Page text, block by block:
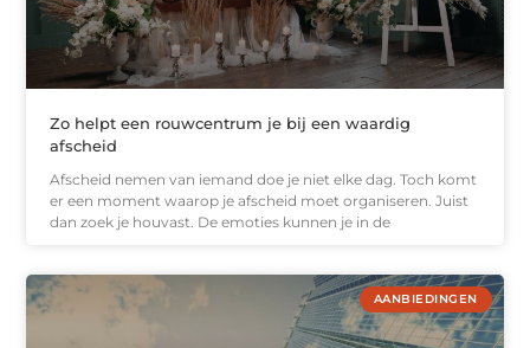
Zo helpt een rouwcentrum je bij een waardig
afscheid
Afscheid nemen van iemand doe je niet elke dag. Toch komt
er een moment waarop je afscheid moet organiseren. Juist
dan zoek je houvast. De emoties kunnen je in de
AANBIEDINGEN